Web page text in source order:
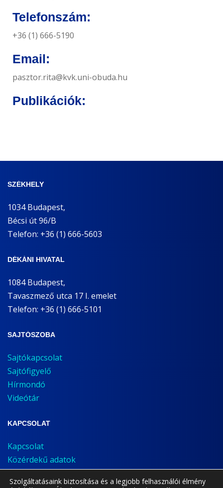
Telefonszám:
+36 (1) 666-5190
Email:
pasztor.rita@kvk.uni-obuda.hu
Publikációk:
SZÉKHELY
1034 Budapest,
Bécsi út 96/B
Telefon: +36 (1) 666-5603
DÉKÁNI HIVATAL
1084 Budapest,
Tavaszmező utca 17 I. emelet
Telefon: +36 (1) 666-5101
SAJTÓSZOBA
Sajtókapcsolat
Sajtófigyelő
Hírmondó
Videótár
KAPCSOLAT
Kapcsolat
Közérdekű adatok
Bejelentés
Szolgáltatásaink biztosítása és a legjobb felhasználói élmény